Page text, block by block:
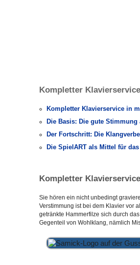
Kompletter
Kompletter Klavierservice in
Die Basis: Die gute
Der Fortschritt: Die
Die SpielART als Mittel für
Kompletter
Sie hören ein nicht unbedingt
Verstimmung ist bei dem Klavier vor
getränkte Hammerfilze sich durch
Gegenteil von Wohlklang, nämlich